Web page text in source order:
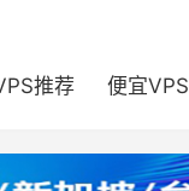
推荐 便宜VPS